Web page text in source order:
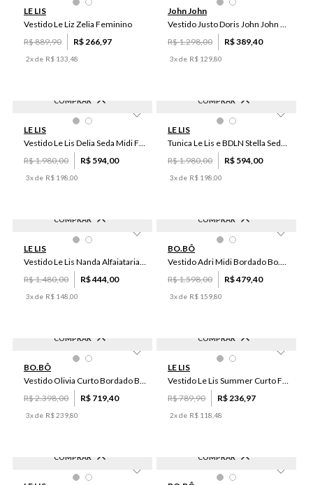
P M
LE LIS
Vestido Le Liz Zelia Feminino
R$889,90 R$266,97
2x de R$ 133 48
P M
John John
Vestido Justo Doris John John Feminino
R$1.298,00 R$389,40
3x de R$ 12980
COMPRAR
42
LE LIS
Vestido Le Lis Delia Seda Midi Feminino
R$1.980,00 R$ 594,00
3x de R$ 198 00
COMPRAR
UN
LE LIS
Tunica Le Lis e BDLN Stella Seda Feminina
R$1.980,00 R$ 594,00
3x de R$ 198 00
COMPRAR
46
LE LIS
Vestido Le Lis Nanda Alfaiataria Médio Feminino
R$1.480,00 R$444,00
3x de R$ 148 00
COMPRAR
34 44
42
BO.BÔ
Vestido Adri Midi Bordado Bo.Bô Feminino
R$1.598,00 R$479,40
3x de R$ 15980
COMPRAR
44
BO.BÔ
Vestido Olivia Curto Bordado Bo.Bô Feminino
R$2.398,00 R$ 719,40
3x de R$23980
COMPRAR
42
LE LIS
Vestido Le Lis Summer Curto Feminino
R$789,90 R$236,97
2x de R$ 118 48
COMPRAR
42
COMPRAR
PP M